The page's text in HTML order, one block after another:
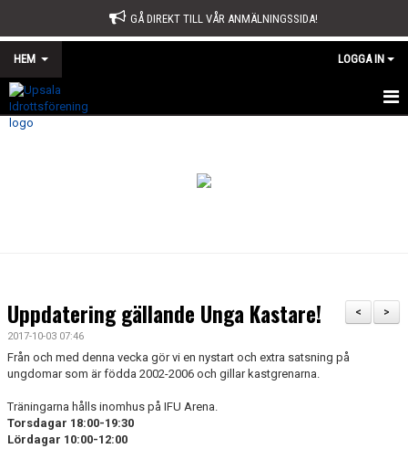
GÅ DIREKT TILL VÅR ANMÄLNINGSSIDA!
HEM LOGGA IN
START
ÅRSMÖTE
ÅRSBERÄTTELSE OCH VERKSAMHETSPLAN
BÖRJA TRÄNA FRIIDROTT
>
<
Uppdatering gällande Unga Kastare!
2017-10-03 07:46
Från och med denna vecka gör vi en nystart och extra satsning på
ungdomar som är födda 2002-2006 och gillar kastgrenarna.
Träningarna hålls inomhus på IFU Arena.
Torsdagar 18:00-19:30
Lördagar 10:00-12:00